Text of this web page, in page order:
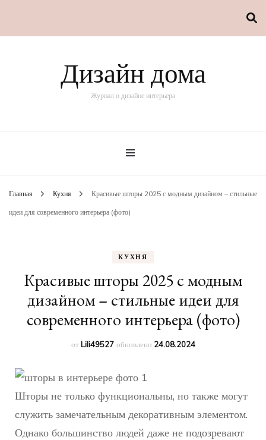
Дизайн дома
Журнал о дизайне интерьера
Главная Кухня Красивые шторы 2025 с модным дизайном – стильные
идеи для современного интерьера (фото)
КУХНЯ
Красивые шторы 2025 с модным
дизайном – стильные идеи для
современного интерьера (фото)
от Lili49527 обновлено 24.08.2024
Шторы не только функциональны, но также могут
служить замечательным декоративным элементом.
Однако большинство людей даже не подозревают